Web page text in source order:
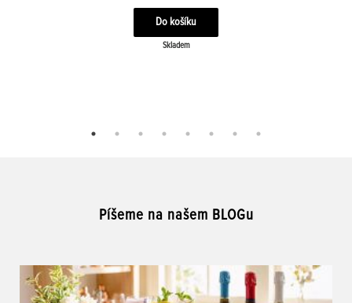
Skladem
Píšeme na našem BLOGu